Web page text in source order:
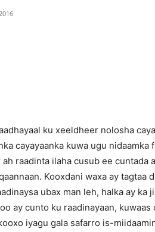
ku xeeldheer nolosha
cayayaanka kuwa ugu nidaamka
raadinta ilaha cusub ee cuntada
Kooxdani waxa ay tagtaa
ubax man leh, halka ay ka
ay cunto ku raadinayaan,
iyagu gala safarro is-